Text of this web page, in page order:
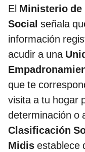
El Ministerio de
Social señala
información
acudir a una
que te
visita a tu hogar
determinación o
Clasificación
Midis establece